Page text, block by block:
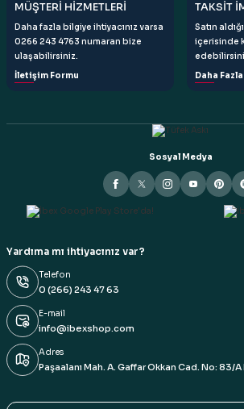
MÜŞTERİ HİZMETLERİ
Daha fazla bilgiye ihtiyacınız varsa
0266 243 4763 numaran bize
ulaşabilirsiniz.
İletişim Formu
TAKSİT
Satın
içerisinde
Daha
Sosyal Medya
Yardıma mı ihtiyacınız var?
Telefon
0 (266) 243 47 63
E-mail
info@ibexshop.com
Adres
Paşaalanı Mah. A. Gaffar Okkan Cad. No: 83/